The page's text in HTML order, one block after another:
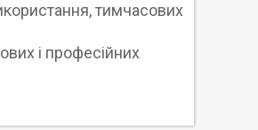
тимчасових
і професійних